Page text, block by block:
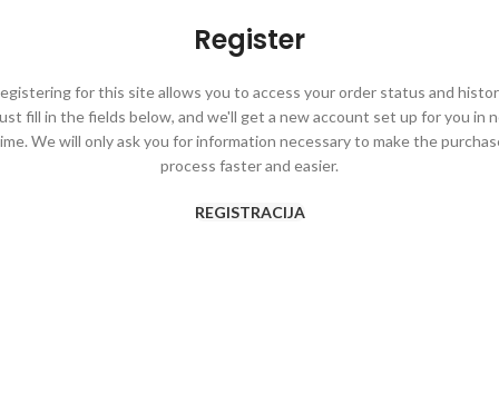
Register
for this site allows you to access your order status and
fill in the fields below, and we'll get a new account set up for you in
We will only ask you for information necessary to make the
process faster and easier.
REGISTRACIJA